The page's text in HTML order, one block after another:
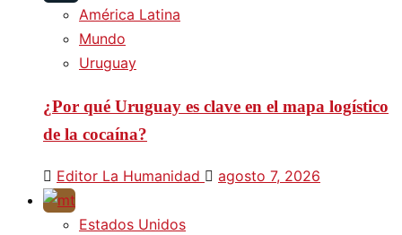
América Latina
Mundo
Uruguay
¿Por qué Uruguay es clave en el mapa logístico
de la cocaína?
Editor La Humanidad agosto 7, 2026
Estados Unidos